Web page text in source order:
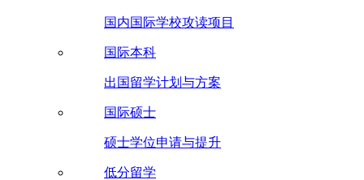
国内国际学校攻读项目
国际本科
出国留学计划与方案
国际硕士
硕士学位申请与提升
低分留学